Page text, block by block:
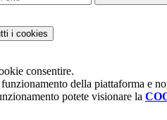
i cookies
consentire.
della piattaforma e
potete visionare la